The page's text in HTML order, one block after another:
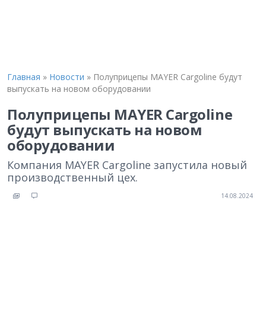
Главная » Новости » Полуприцепы MAYER Cargoline будут
выпускать на новом оборудовании
Полуприцепы MAYER Cargoline
будут выпускать на новом
оборудовании
Компания MAYER Cargoline запустила новый
производственный цех.
14.08.2024